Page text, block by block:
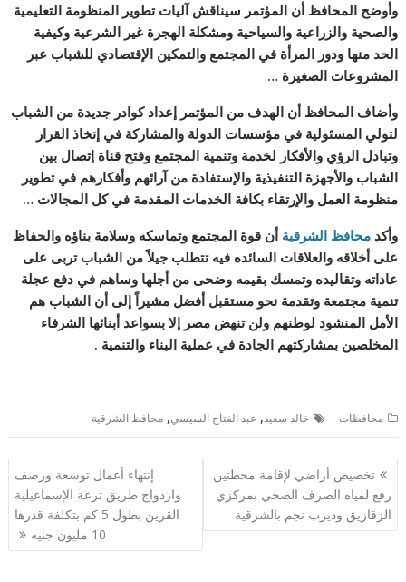
وأوضح المحافظ أن المؤتمر سيناقش آليات تطوير المنظومة التعليمية
والصحية والزراعية والسياحية ومشكلة الهجرة غير الشرعية وكيفية
الحد منها ودور المرأة في المجتمع والتمكين الإقتصادي للشباب عبر
المشروعات الصغيرة …
وأضاف المحافظ أن الهدف من المؤتمر إعداد كوادر جديدة من الشباب
لتولي المسئولية في مؤسسات الدولة والمشاركة في إتخاذ القرار
وتبادل الرؤي والأفكار لخدمة وتنمية المجتمع وفتح قناة إتصال بين
الشباب والأجهزة التنفيذية والإستفادة من آرائهم وأفكارهم في تطوير
منظومة العمل والإرتقاء بكافة الخدمات المقدمة في كل المجالات …
وأكدمحافظ الشرقية أن قوة المجتمع وتماسكه وسلامة بناؤه والحفاظ
على أخلاقه والعلاقات السائده فيه تتطلب جيلاً من الشباب تربى على
عاداته وتقاليده وتمسك بقيمه وضحى من أجلها وساهم في دفع عجلة
تنمية مجتمعة وتقدمة نحو مستقبل أفضل مشيراً إلى أن الشباب هم
الأمل المنشود لوطنهم ولن تنهض مصر إلا بسواعد أبنائها الشرفاء
المخلصين بمشاركتهم الجادة في عملية البناء والتنمية .
محافظات خالد سعيد, عبد الفتاح السيسي,محافظ الشرقية
تصفّح
المقالات
تخصيص أراضي لإقامة محطتين
رفع لمياه الصرف الصحي بمركزي
الزقازيق وديرب نجم بالشرقية
إنتهاء أعمال توسعة ورصف
وازدواج طريق ترعة الإسماعيلية
القرين بطول 5 كم بتكلفة قدرها
10 مليون جنيه